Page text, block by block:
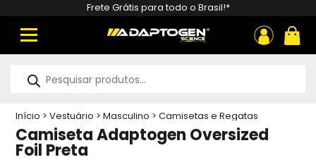
Frete Grátis para todo o Brasil!*
ou
produtos
Início >Vestuário >Masculino >Camisetas e Regatas
Masculinas Camiseta Adaptogen Oversized Foil Preta
Camiseta Adaptogen Oversized
Foil Preta